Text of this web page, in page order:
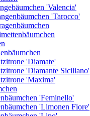
'Valencia'
'Tarocco'
'Diamate'
'Diamante Siciliano'
'Maxima'
'Feminello'
'Limonen Fiore'